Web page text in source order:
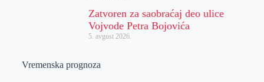
Zatvoren za saobraćaj deo ulice
Vojvode Petra Bojovića
5. avgust 2026.
Vremenska prognoza